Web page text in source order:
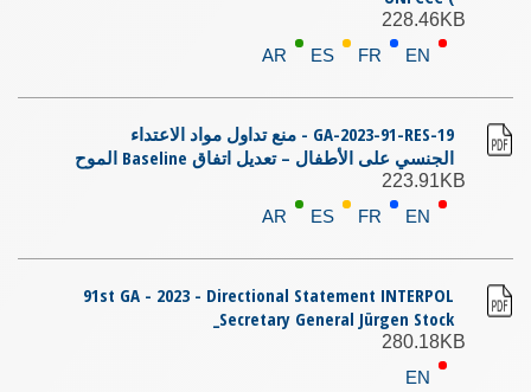
228.46KB
EN
FR
ES
AR
GA-2023-91-RES-19 - منع تداول مواد الاعتداء
الجنسي على الأطفال – تعديل اتفاق Baseline الموح
223.91KB
EN
FR
ES
AR
91st GA - 2023 - Directional Statement INTERPOL
Secretary General Jürgen Stock_
280.18KB
EN